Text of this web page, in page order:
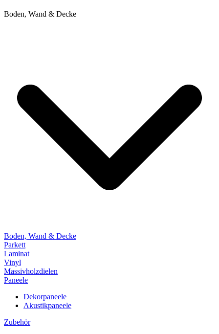
Boden, Wand & Decke
Boden, Wand & Decke
Parkett
Laminat
Vinyl
Massivholzdielen
Paneele
Dekorpaneele
Akustikpaneele
Zubehör